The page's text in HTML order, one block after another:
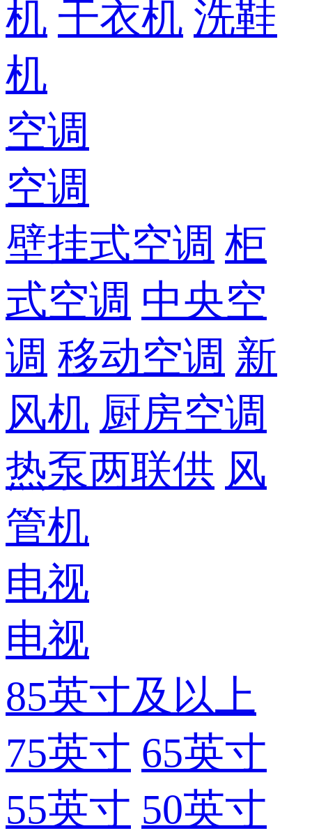
机 干衣机 洗鞋
机
空调
空调
壁挂式空调 柜
式空调 中央空
调 移动空调 新
风机 厨房空调
热泵两联供 风
管机
电视
电视
85英寸及以上
75英寸 65英寸
55英寸 50英寸